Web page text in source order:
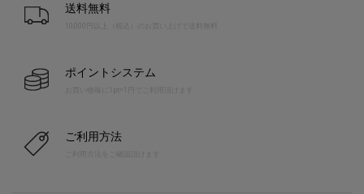
送料無料
10,000円以上（税込）のお買い上げで送料無料
ポイントシステム
お買い物毎に1pt=1円でご利用頂けます
ご利用方法